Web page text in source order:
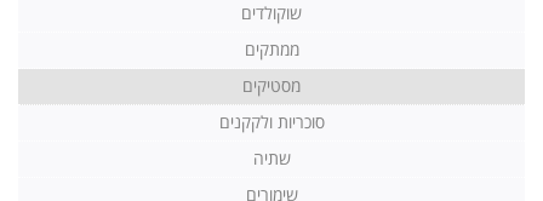
שוקולדים
ממתקים
מסטיקים
סוכריות ולקקנים
שתיה
שימורים